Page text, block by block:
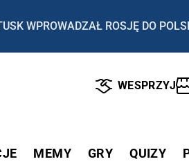
WPROWADZAŁ ROSJĘ DO
WESPRZYJ
MEMY GRY QUIZY